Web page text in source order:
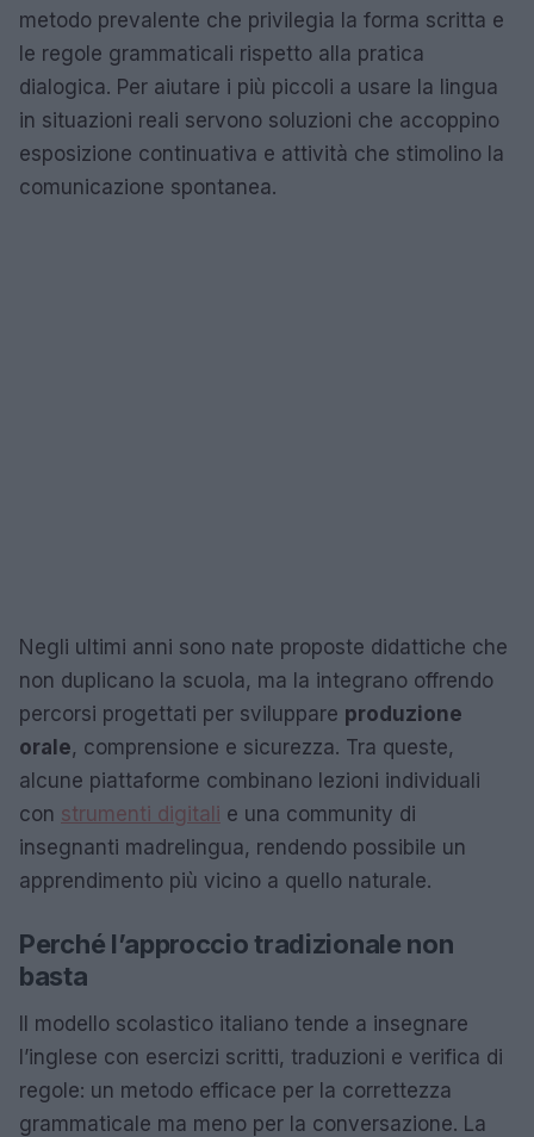
metodo prevalente che privilegia la forma scritta e
le regole grammaticali rispetto alla pratica
dialogica. Per aiutare i più piccoli a usare la lingua
in situazioni reali servono soluzioni che accoppino
esposizione continuativa e attività che stimolino la
comunicazione spontanea.
Negli ultimi anni sono nate proposte didattiche che
non duplicano la scuola, ma la integrano offrendo
percorsi progettati per sviluppare produzione
orale, comprensione e sicurezza. Tra queste,
alcune piattaforme combinano lezioni individuali
con strumenti digitali e una community di
insegnanti madrelingua, rendendo possibile un
apprendimento più vicino a quello naturale.
Perché l’approccio tradizionale non
basta
Il modello scolastico italiano tende a insegnare
l’inglese con esercizi scritti, traduzioni e verifica di
regole: un metodo efficace per la correttezza
grammaticale ma meno per la conversazione. La